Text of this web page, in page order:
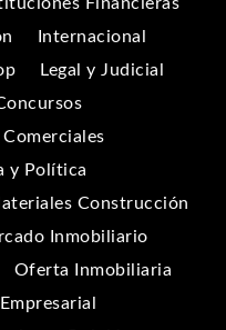
Internacional
Legal y Judicial
y Política
Construcción
Inmobiliario
Oferta Inmobiliaria